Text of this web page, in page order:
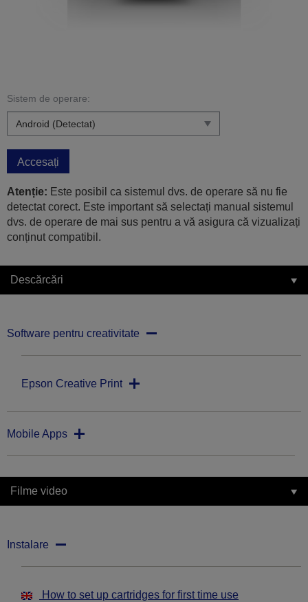
Sistem de operare:
Accesați
Atenție: Este posibil ca sistemul dvs. de operare să nu fie
detectat corect. Este important să selectați manual sistemul
dvs. de operare de mai sus pentru a vă asigura că vizualizați
conținut compatibil.
Descărcări
Software pentru creativitate
Epson Creative Print
Mobile Apps
Filme video
Instalare
How to set up cartridges for first time use